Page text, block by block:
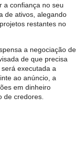
a confiança no seu
de ativos, alegando
restantes no
a negociação de
de que precisa
executada a
ao anúncio, a
em dinheiro
de credores.